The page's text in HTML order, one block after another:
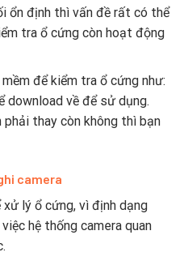
ổn định thì vấn đề rất có thể
tra ổ cứng còn hoạt động
để kiểm tra ổ cứng như:
về để sử dụng.
phải thay còn không thì bạn
camera
lý ổ cứng, vì định dạng
hệ thống camera quan